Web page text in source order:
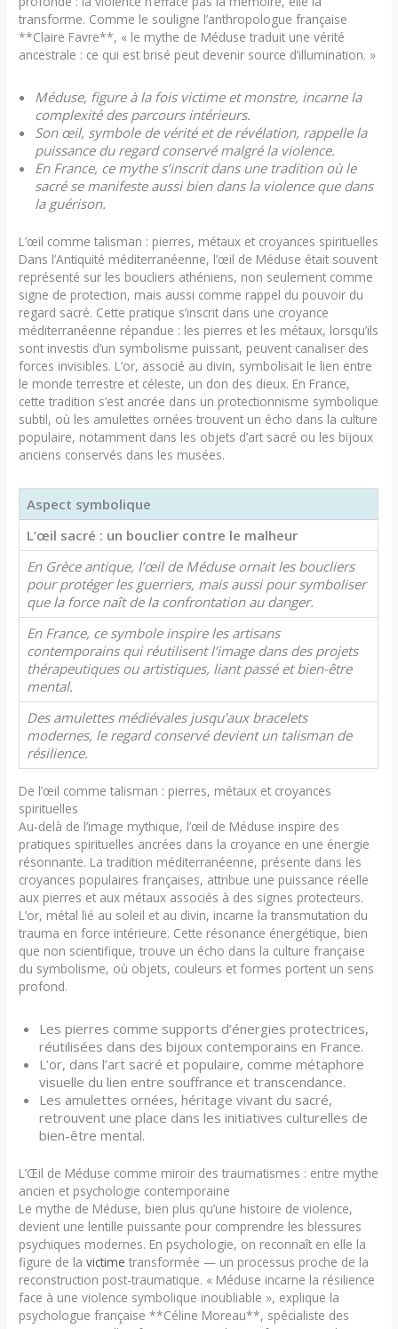
transforme. Comme le souligne l’anthropologue française
**Claire Favre**, « le mythe de Méduse traduit une vérité
ancestrale : ce qui est brisé peut devenir source d’illumination. »
Méduse, figure à la fois victime et monstre, incarne la
complexité des parcours intérieurs.
Son œil, symbole de vérité et de révélation, rappelle la
puissance du regard conservé malgré la violence.
En France, ce mythe s’inscrit dans une tradition où le
sacré se manifeste aussi bien dans la violence que dans
la guérison.
L’œil comme talisman : pierres, métaux et croyances spirituelles
Dans l’Antiquité méditerranéenne, l’œil de Méduse était souvent
représenté sur les boucliers athéniens, non seulement comme
signe de protection, mais aussi comme rappel du pouvoir du
regard sacré. Cette pratique s’inscrit dans une croyance
méditerranéenne répandue : les pierres et les métaux, lorsqu’ils
sont investis d’un symbolisme puissant, peuvent canaliser des
forces invisibles. L’or, associé au divin, symbolisait le lien entre
le monde terrestre et céleste, un don des dieux. En France,
cette tradition s’est ancrée dans un protectionnisme symbolique
subtil, où les amulettes ornées trouvent un écho dans la culture
populaire, notamment dans les objets d’art sacré ou les bijoux
anciens conservés dans les musées.
Aspect symbolique
L’œil sacré : un bouclier contre le malheur
En Grèce antique, l’œil de Méduse ornait les boucliers
pour protéger les guerriers, mais aussi pour symboliser
que la force naît de la confrontation au danger.
En France, ce symbole inspire les artisans
contemporains qui réutilisent l’image dans des projets
thérapeutiques ou artistiques, liant passé et bien-être
mental.
Des amulettes médiévales jusqu’aux bracelets
modernes, le regard conservé devient un talisman de
résilience.
De l’œil comme talisman : pierres, métaux et croyances
spirituelles
Au-delà de l’image mythique, l’œil de Méduse inspire des
pratiques spirituelles ancrées dans la croyance en une énergie
résonnante. La tradition méditerranéenne, présente dans les
croyances populaires françaises, attribue une puissance réelle
aux pierres et aux métaux associés à des signes protecteurs.
L’or, métal lié au soleil et au divin, incarne la transmutation du
trauma en force intérieure. Cette résonance énergétique, bien
que non scientifique, trouve un écho dans la culture française
du symbolisme, où objets, couleurs et formes portent un sens
profond.
Les pierres comme supports d’énergies protectrices,
réutilisées dans des bijoux contemporains en France.
L’or, dans l’art sacré et populaire, comme métaphore
visuelle du lien entre souffrance et transcendance.
Les amulettes ornées, héritage vivant du sacré,
retrouvent une place dans les initiatives culturelles de
bien-être mental.
L’Œil de Méduse comme miroir des traumatismes : entre mythe
ancien et psychologie contemporaine
Le mythe de Méduse, bien plus qu’une histoire de violence,
devient une lentille puissante pour comprendre les blessures
psychiques modernes. En psychologie, on reconnaît en elle la
figure de lavictime transformée — un processus proche de la
reconstruction post-traumatique. « Méduse incarne la résilience
face à une violence symbolique inoubliable », explique la
psychologue française **Céline Moreau**, spécialiste des